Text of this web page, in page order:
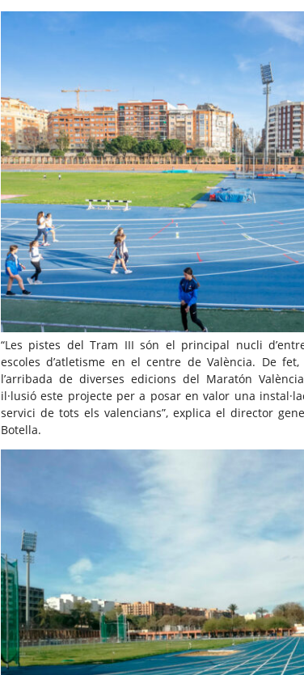
“Les pistes del Tram III són el principal nucli
escoles d’atletisme en el centre de València. De
l’arribada de diverses edicions del Maratón
il·lusió este projecte per a posar en valor una
servici de tots els valencians”, explica el director
Botella.